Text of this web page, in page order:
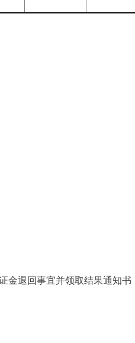
金退回事宜并领取结果通知